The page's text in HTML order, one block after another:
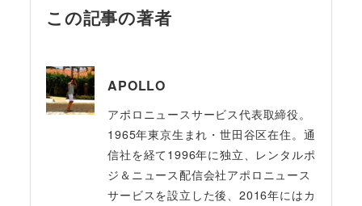
この記事の著者
APOLLO
アポロニュースサービス代表取締役。
1965年東京生まれ・世田谷区在住。通
信社を経て1996年に独立、レンタルポ
ジ＆ニュース配信会社アポロニュース
サービスを設立した後、2016年にはカ